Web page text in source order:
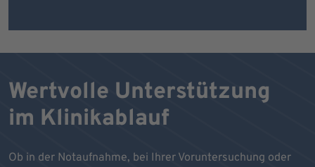
Wertvolle Unterstützung
im Klinikablauf
Ob in der Notaufnahme, bei Ihrer Voruntersuchung oder